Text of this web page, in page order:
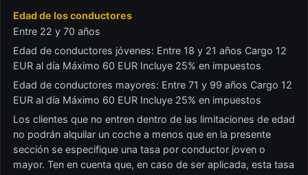
Edad de los conductores
Entre 22 y 70 años
Edad de conductores jóvenes: Entre 18 y 21 años Cargo 12
EUR al día Máximo 60 EUR Incluye 25% en impuestos
Edad de conductores mayores: Entre 71 y 99 años Cargo 12
EUR al día Máximo 60 EUR Incluye 25% en impuestos
Los clientes que no entren dentro de las limitaciones de edad
no podrán alquilar un coche a menos que en la presente
sección se especifique una tasa por conductor joven o
mayor. Ten en cuenta que, en caso de ser aplicada, esta tasa